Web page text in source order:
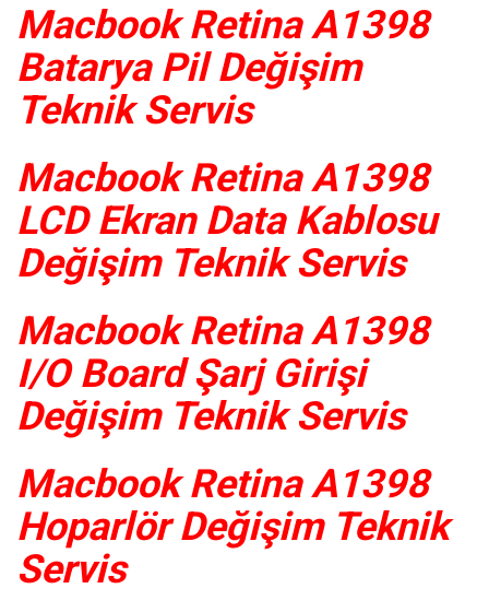
Macbook Retina A1398
Batarya Pil Değişim
Teknik Servis
Macbook Retina A1398
LCD Ekran Data Kablosu
Değişim Teknik Servis
Macbook Retina A1398
I/O Board Şarj Girişi
Değişim Teknik Servis
Macbook Retina A1398
Hoparlör Değişim Teknik
Servis